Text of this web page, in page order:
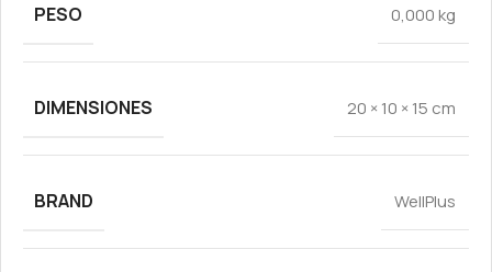
PESO
0,000 kg
DIMENSIONES 20 × 10 × 15 cm
BRAND WellPlus